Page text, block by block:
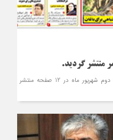
شماره 554 نشریه آوای کاشمر - نیمه دوم شهریور ماه در 12 صفحه منتشر